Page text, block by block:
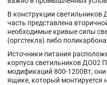
В конструкции
часть представлена
необходимые кривые силы
(оргстекла) либо
Источники питания
корпуса светильников
модификаций 800-1200Вт,
ящике, который монтируется